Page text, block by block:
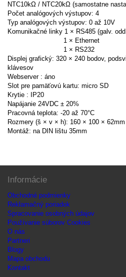
NTC10kΩ / NTC20kΩ (samostatne
Počet analógových výstupov: 4
Typ analógových výstupov: 0 až 10V
Komunikačné linky 1 × RS485 (galv.
1 × Ethernet
1 × RS232
Displej grafický: 320 × 240 bodov,
klávesov
Webserver : áno
Slot pre pamäťovú kartu: micro SD
Krytie : IP20
Napájanie 24VDC ± 20%
Pracovná teplota: -20 až 70°C
Rozmery (š × v × h): 160 × 100 × ​​62mm
Montáž: na DIN lištu 35mm
Informácie
Obchodné podmienky
Reklamačný poriadok
Spracovanie osobných údajov
Používanie súborov Cookies
O nás
Partneri
Blogy
Mapa obchodu
Kontakt